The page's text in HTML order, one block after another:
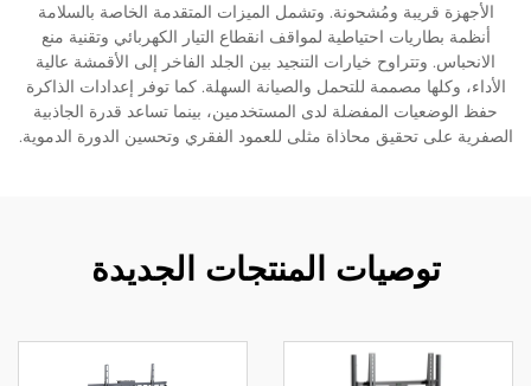
الأجهزة قريبة ومُشحونة. وتشمل الميزات المتقدمة الخاصة بالسلامة
أنظمة بطاريات احتياطية لمواقف انقطاع التيار الكهربائي وتقنية منع
الانحباس. وتتراوح خيارات التنجيد بين الجلد الفاخر إلى الأقمشة عالية
الأداء، وكلها مصممة للتحمل والصيانة السهلة. كما توفر إعدادات الذاكرة
حفظ الوضعيات المفضلة لدى المستخدمين، بينما تساعد قدرة الجاذبية
الصفرية على تحقيق محاذاة مثلى للعمود الفقري وتحسين الدورة الدموية.
توصيات المنتجات الجديدة